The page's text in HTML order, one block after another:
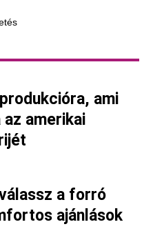
ami
amerikai
a forró
ajánlások